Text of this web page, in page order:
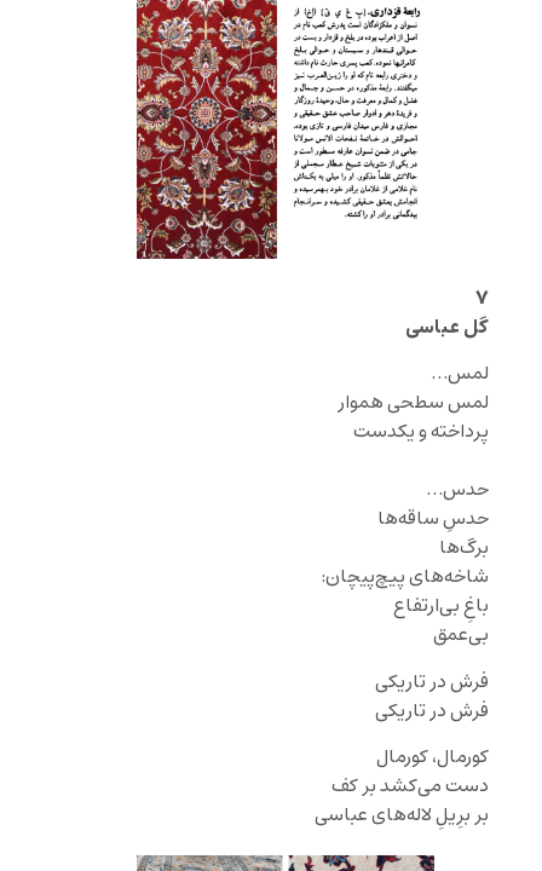
۷
گل عباسی
لمس…
لمس سطحی هموار
پرداخته و یکدست
حدس…
حدسِ ساقه‌ها
برگ‌ها
شاخه‌های پیچ‌پیچان:
باغِ بی‌ارتفاع
بی‌عمق
فرش در تاریکی
فرش در تاریکی
کورمال، کورمال
دست می‌کشد بر کف
‌بر برِیلِ لاله‌های عباسی